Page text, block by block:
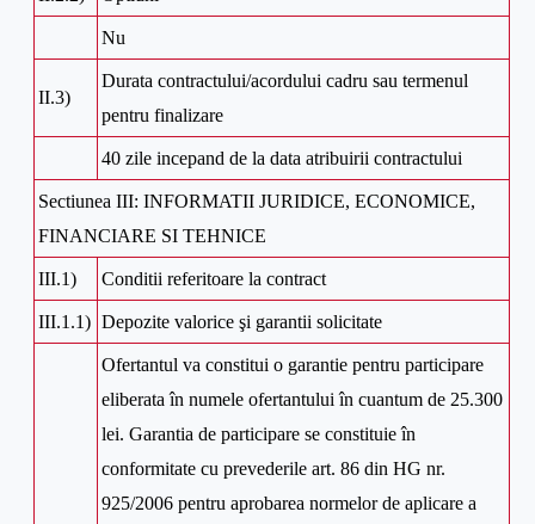
Nu
II.3)
Durata contractului/acordului cadru sau termenul
pentru finalizare
40 zile incepand de la data atribuirii contractului
Sectiunea III: INFORMATII JURIDICE, ECONOMICE,
FINANCIARE SI TEHNICE
III.1) Conditii referitoare la contract
III.1.1) Depozite valorice şi garantii solicitate
Ofertantul va constitui o garantie pentru participare
eliberata în numele ofertantului în cuantum de 25.300
lei. Garantia de participare se constituie în
conformitate cu prevederile art. 86 din HG nr.
925/2006 pentru aprobarea normelor de aplicare a